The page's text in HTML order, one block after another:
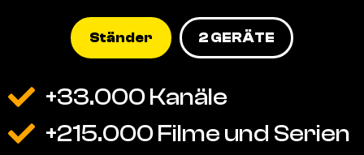
Ständer 2 GERÄTE
+33.000 Kanäle
+215.000 Filme und Serien